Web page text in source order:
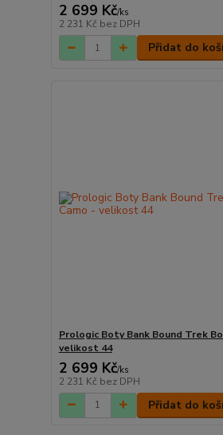
2 699 Kč/ks
2 231 Kč bez DPH
Přidat do
Prologic Boty Bank Bound Trek
velikost 44
2 699 Kč/ks
2 231 Kč bez DPH
Přidat do